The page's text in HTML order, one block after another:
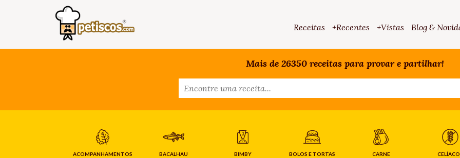
Receitas +Recentes +Vistas Blog &
Mais de 26350 receitas para provar e partilhar!
ACOMPANHAMENTOS BACALHAU BIMBY BOLOS E TORTAS CARNE